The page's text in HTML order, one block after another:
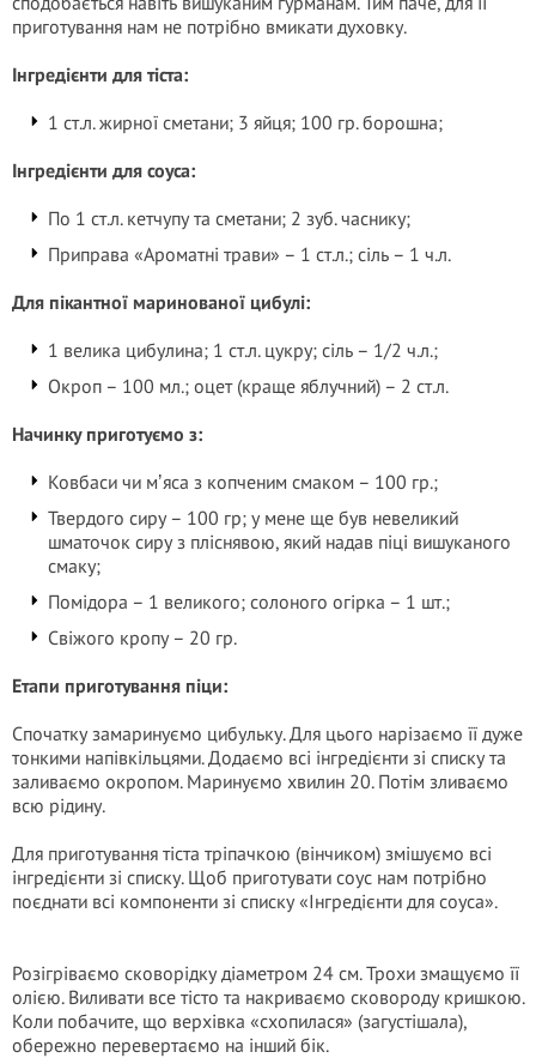
приготування нам не потрібно вмикати духовку.
Інгредієнти для тіста:
1 ст.л. жирної сметани; 3 яйця; 100 гр. борошна;
Інгредієнти для соуса:
По 1 ст.л. кетчупу та сметани; 2 зуб. часнику;
Приправа «Ароматні трави» – 1 ст.л.; сіль – 1 ч.л.
Для пікантної маринованої цибулі:
1 велика цибулина; 1 ст.л. цукру; сіль – 1/2 ч.л.;
Окроп – 100 мл.; оцет (краще яблучний) – 2 ст.л.
Начинку приготуємо з:
Ковбаси чи мʼяса з копченим смаком – 100 гр.;
Твердого сиру – 100 гр; у мене ще був невеликий
шматочок сиру з пліснявою, який надав піці вишуканого
смаку;
Помідора – 1 великого; солоного огірка – 1 шт.;
Свіжого кропу – 20 гр.
Етапи приготування піци:
Спочатку замаринуємо цибульку. Для цього нарізаємо її дуже
тонкими напівкільцями. Додаємо всі інгредієнти зі списку та
заливаємо окропом. Маринуємо хвилин 20. Потім зливаємо
всю рідину.
Для приготування тіста тріпачкою (вінчиком) змішуємо всі
інгредієнти зі списку. Щоб приготувати соус нам потрібно
поєднати всі компоненти зі списку «Інгредієнти для соуса».
Розігріваємо сковорідку діаметром 24 см. Трохи змащуємо її
олією. Виливати все тісто та накриваємо сковороду кришкою.
Коли побачите, що верхівка «схопилася» (загустішала),
обережно перевертаємо на інший бік.